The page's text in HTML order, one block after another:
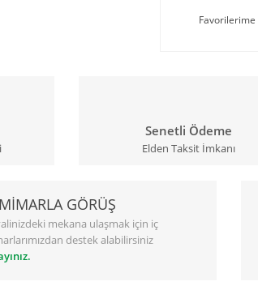
Senetli Ödeme
Elden Taksit İmkanı
GÖRÜŞ
mekana ulaşmak için iç
destek alabilirsiniz